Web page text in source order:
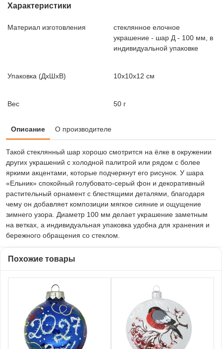
Характеристики
Материал изготовления
стеклянное елочное
украшение - шар Д - 100 мм, в
индивидуальной упаковке
Упаковка (ДxШxВ) 10x10x12 см
Вес 50 г
Описание О производителе
Такой стеклянный шар хорошо смотрится на ёлке в окружении
других украшений с холодной палитрой или рядом с более
яркими акцентами, которые подчеркнут его рисунок. У шара
«Ельник» спокойный голубовато-серый фон и декоративный
растительный орнамент с блестящими деталями, благодаря
чему он добавляет композиции мягкое сияние и ощущение
зимнего узора. Диаметр 100 мм делает украшение заметным
на ветках, а индивидуальная упаковка удобна для хранения и
бережного обращения со стеклом.
Похожие товары